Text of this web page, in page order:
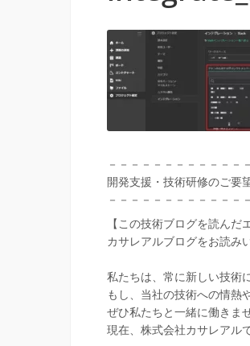
－－－－－－－－－－－－
開発支援・技術研修のご要
－－－－－－－－－－－－
【この技術ブログを読んだ
カサレアルブログをお読み
私たちは、常に新しい技術
もし、当社の技術への情熱
ぜひ私たちと一緒に働きま
現在、株式会社カサレアル